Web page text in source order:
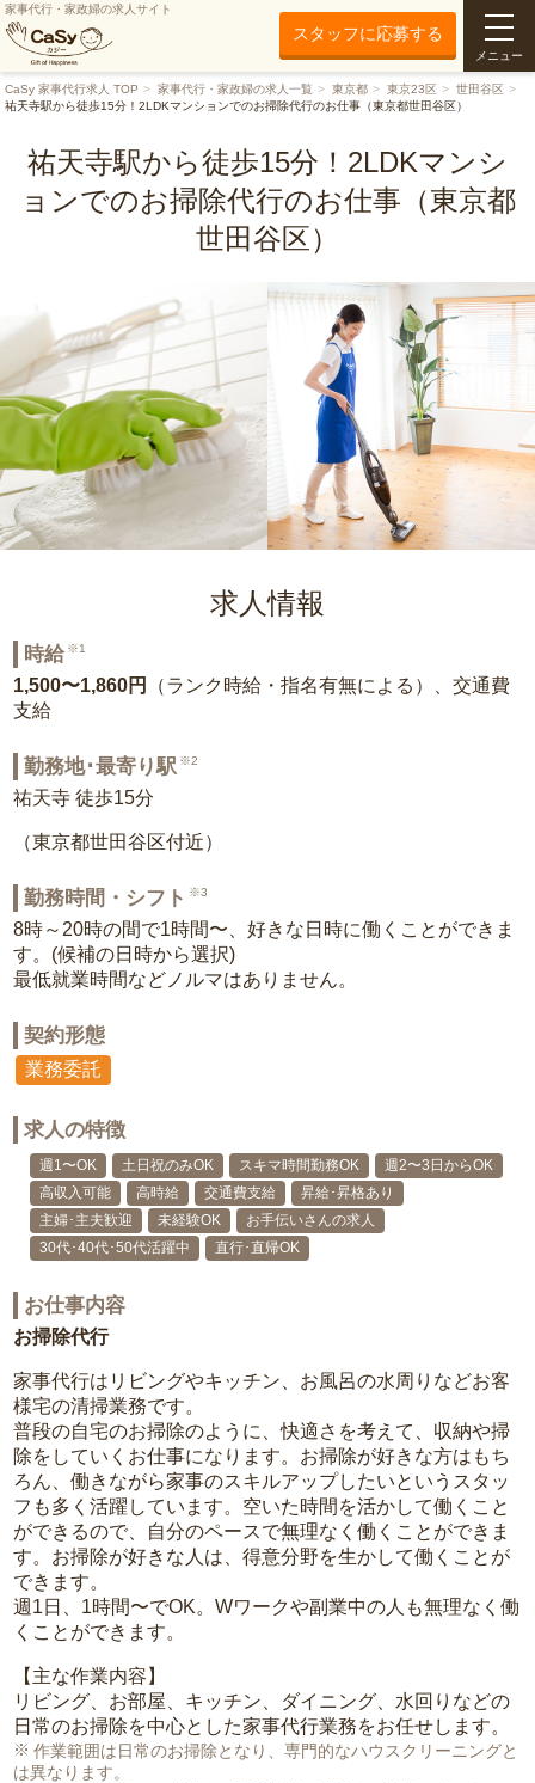
家事代行・家政婦の求人サイト
スタッフに応募する
メニュー
CaSy 家事代行求人 TOP 家事代行・家政婦の求人一覧 東京都 東京23区
世田谷区
祐天寺駅から徒歩15分！2LDKマンションでのお掃除代行のお仕事（東京都世田谷区）
祐天寺駅から徒歩15分！2LDKマンシ
ョンでのお掃除代行のお仕事（東京都
世田谷区）
求人情報
時給 ※1
1,500〜1,860円
（ランク時給・指名有無による）、交通費
支給
勤務地･最寄り駅 ※2
祐天寺 徒歩15分
（東京都世田谷区付近）
勤務時間・シフト ※3
8時～20時の間で1時間〜、好きな日時に働くことができま
す。(候補の日時から選択)
最低就業時間などノルマはありません。
契約形態
業務委託
求人の特徴
週1〜OK 土日祝のみOK スキマ時間勤務OK
週2〜3日からOK
高収入可能
高時給 交通費支給
昇給･昇格あり
主婦･主夫歓迎
未経験OK
お手伝いさんの求人
30代･40代･50代活躍中
直行･直帰OK
お仕事内容
お掃除代行
家事代行はリビングやキッチン、お風呂の水周りなどお客
様宅の清掃業務です。
普段の自宅のお掃除のように、快適さを考えて、収納や掃
除をしていくお仕事になります。お掃除が好きな方はもち
ろん、働きながら家事のスキルアップしたいというスタッ
フも多く活躍しています。空いた時間を活かして働くこと
ができるので、自分のペースで無理なく働くことができま
す。お掃除が好きな人は、得意分野を生かして働くことが
できます。
週1日、1時間〜でOK。Wワークや副業中の人も無理なく働
くことができます。
【主な作業内容】
リビング、お部屋、キッチン、ダイニング、水回りなどの
日常のお掃除を中心とした家事代行業務をお任せします。
作業範囲は日常のお掃除となり、専門的なハウスクリーニングと
は異なります。